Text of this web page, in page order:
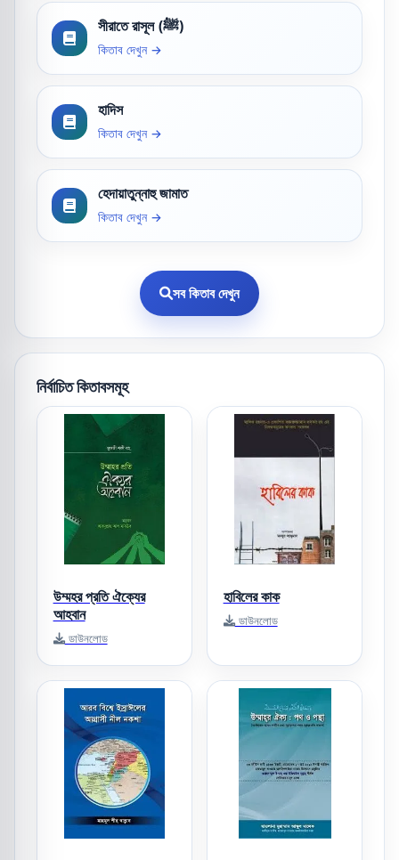
সীরাতে রাসূল (ﷺ)
কিতাব দেখুন →
হাদিস
কিতাব দেখুন →
হেদায়াতুন্নাহু জামাত
কিতাব দেখুন →
সব কিতাব দেখুন
নির্বাচিত কিতাবসমূহ
উম্মহর প্রতি ঐক্যের
আহবান
ডাউনলোড
হাবিলের কাক
ডাউনলোড